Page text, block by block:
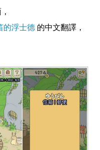
的浮士德 的中文翻譯，